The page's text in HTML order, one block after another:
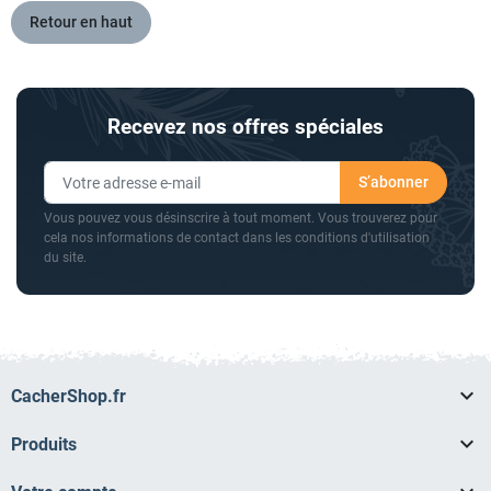
Retour en haut
Recevez nos offres spéciales
Vous pouvez vous désinscrire à tout moment. Vous trouverez pour
cela nos informations de contact dans les conditions d'utilisation
du site.
CacherShop.fr 
Produits 